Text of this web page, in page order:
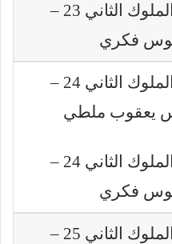
تفسير سفر الملوك الثاني 23 –
فكري
تفسير سفر الملوك الثاني 24 –
يعقوب ملطي
تفسير سفر الملوك الثاني 24 –
فكري
تفسير سفر الملوك الثاني 25 –